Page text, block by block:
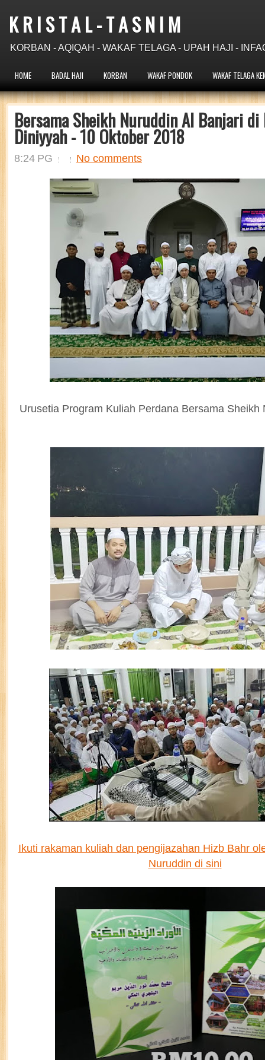
K R I S T A L - T A S N I M
KORBAN - AQIQAH - WAKAF TELAGA - UPAH HAJI -
HOME BADAL HAJI KORBAN WAKAF PONDOK WAKAF TELAGA
Bersama Sheikh Nuruddin Al Banjari di
Diniyyah - 10 Oktober 2018
8:24 PG No comments
Urusetia Program Kuliah Perdana Bersama Sheikh
Ikuti rakaman kuliah dan pengijazahan Hizb Bahr
Nuruddin di sini